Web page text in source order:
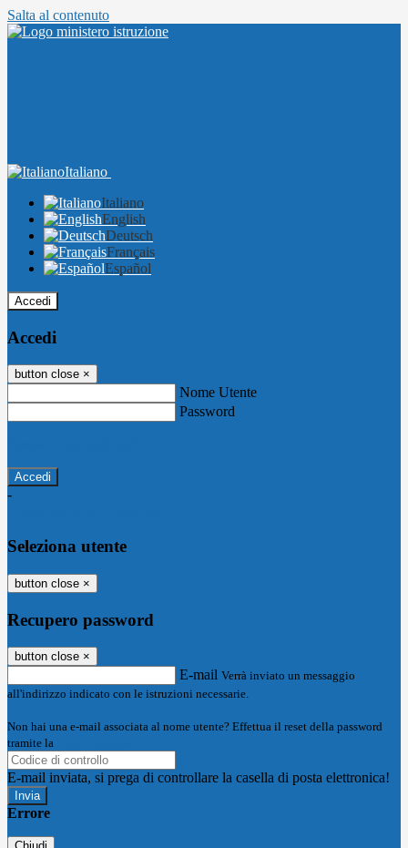
Salta al contenuto
Italiano
Italiano
English
Deutsch
Français
Español
Accedi
Accedi
button close ×
Nome Utente
Password
-
Seleziona utente
button close ×
Recupero password
button close ×
E-mail Verrà inviato un messaggio
all'indirizzo indicato con le istruzioni necessarie.
Non hai una e-mail associata al nome utente? Effettua il reset della password
tramite la
E-mail inviata, si prega di controllare la casella di posta elettronica!
Errore